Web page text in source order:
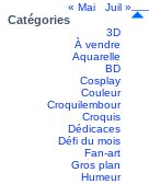
« Mai Juil »
Catégories
3D
À vendre
Aquarelle
BD
Cosplay
Couleur
Croquilembour
Croquis
Dédicaces
Défi du mois
Fan-art
Gros plan
Humeur